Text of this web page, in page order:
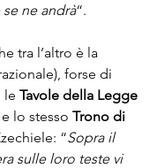
ne andrà“.
tra l’altro è la
forse di
le Tavole della Legge
lo stesso Trono di
“Sopra il
sulle loro teste vi